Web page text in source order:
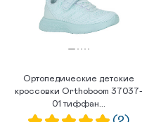
Ортопедические детские
кроссовки Orthoboom 37037-
01 тиффан...